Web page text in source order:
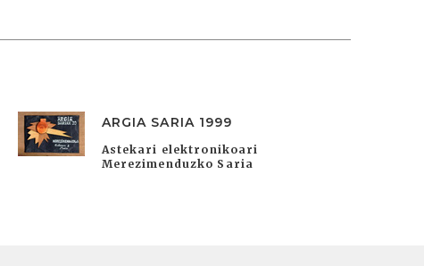
ARGIA SARIA 1999
Astekari elektronikoari
Merezimenduzko Saria